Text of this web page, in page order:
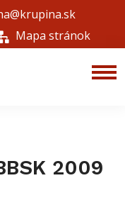
Mapa stránok
2009